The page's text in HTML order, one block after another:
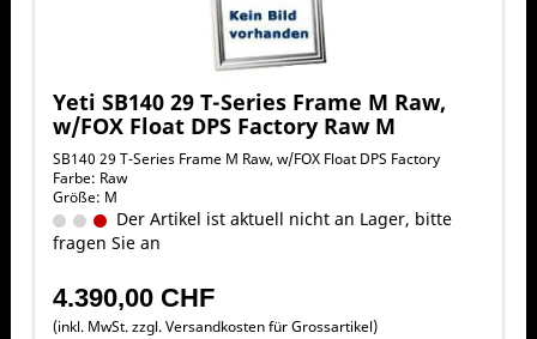
Yeti SB140 29 T-Series Frame M Raw,
w/FOX Float DPS Factory Raw M
SB140 29 T-Series Frame M Raw, w/FOX Float DPS Factory
Farbe: Raw
Größe: M
Der Artikel ist aktuell nicht an Lager, bitte
fragen Sie an
4.390,00 CHF
(inkl. MwSt. zzgl.Versandkosten für Grossartikel)